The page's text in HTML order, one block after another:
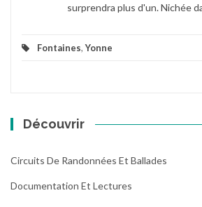
surprendra plus d'un. Nichée
Fontaines,Yonne
Découvrir
Circuits De Randonnées Et Ballades
Documentation Et Lectures